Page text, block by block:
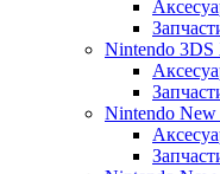
Nintendo
Nintendo New